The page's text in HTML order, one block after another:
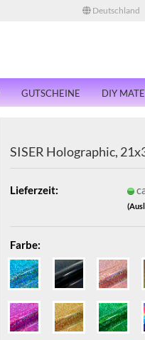
Deutschland
GUTSCHEINE DIY
SISER Holographic,
Lieferzeit:
Farbe: